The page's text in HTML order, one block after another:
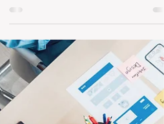
2023年／お盆中の営業日につきまして
『2023年8月11日から8月15日まで夏季休
なります。「年に数回の連休をいただきま
(^o^) リフレッシュしてお客様へ最高のサー
ビスを提供出来るように致します♪」